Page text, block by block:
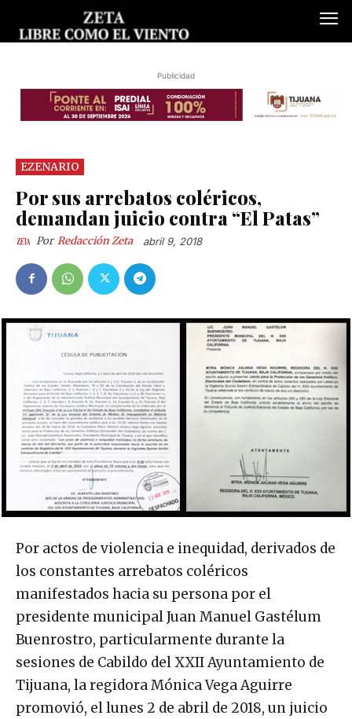
Publicidad
EZENARIO
Por sus arrebatos coléricos,
demandan juicio contra “El Patas”
Por Redacción Zeta abril 9, 2018
Por actos de violencia e inequidad, derivados de
los constantes arrebatos coléricos
manifestados hacia su persona por el
presidente municipal Juan Manuel Gastélum
Buenrostro, particularmente durante la
sesiones de Cabildo del XXII Ayuntamiento de
Tijuana, la regidora Mónica Vega Aguirre
promovió, el lunes 2 de abril de 2018, un juicio